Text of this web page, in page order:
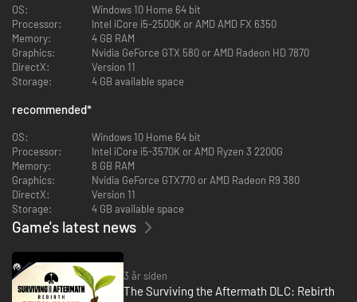
◾Byg og administrér en koloni: Styr en koloni af overlevende efter en
verdensødelæggende hændelse. Byg mere end 130 bygninger, og overlev i
en barsk verden, der er fyldt med farer. Vær forberedt på alt, for en
naturkatastrofe eller andre uforudsete hændelser kan dødsdømme en
fejludrustet bebyggelse.
◾Rekruttér og administrér specialister: Rekruttér over 80 unikke
specialister, hver med deres egne evner og motiver, for at håndtere din
kolonis ressourcer. Udrust dine specialister med udstyr, så de kan
forsvare kolonien mod angribende banditter og hærgende vilddyr.
◾Udforsk en computergenereret verden: Send din specialister ud i en
OS:
Windows 10 Home 64 bit
Processor:
Intel iCore i5-2500K or AMD AMD FX 6350
Memory:
4 GB RAM
Graphics:
Nvidia GeForce GTX 580 or AMD Radeon HD 7870
DirectX:
Version 11
Storage:
4 GB available space
recommended*
OS:
Windows 10 Home 64 bit
Processor:
Intel iCore i5-3570K or AMD Ryzen 3 2200G
Memory:
8 GB RAM
Graphics:
Nvidia GeForce GTX770 or AMD Radeon R9 380
DirectX:
Version 11
Storage:
4 GB available space
Game's latest news
3 år siden
The Surviving the Aftermath DLC: Rebirth